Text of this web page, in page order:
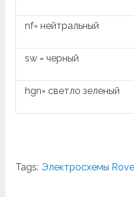
nf= нейтральный
sw = черный
hgn= светло зеленый
Tags: Электросхемы